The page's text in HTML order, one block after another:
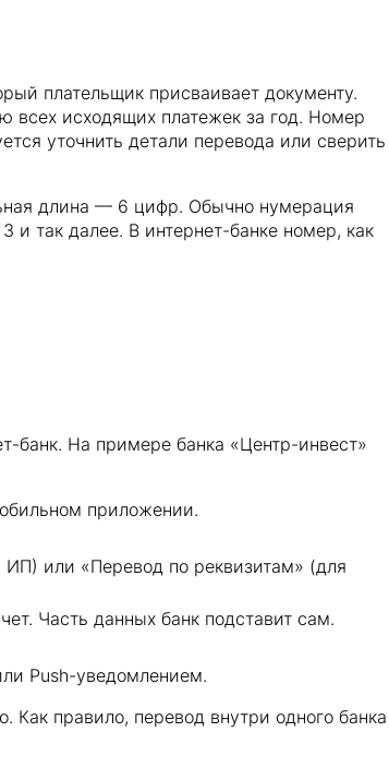
плательщик присваивает документу.
всех исходящих платежек за год. Номер
уточнить детали перевода или сверить
длина — 6 цифр. Обычно нумерация
и так далее. В интернет-банке номер, как
банк. На примере банка «Центр-инвест»
приложении.
или «Перевод по реквизитам» (для
Часть данных банк подставит сам.
Push-уведомлением.
Как правило, перевод внутри одного банка